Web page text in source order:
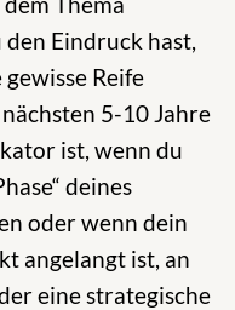
Eindruck hast,
Reife
5-10 Jahre
ist, wenn du
deines
oder wenn dein
angelangt ist, an
eine strategische